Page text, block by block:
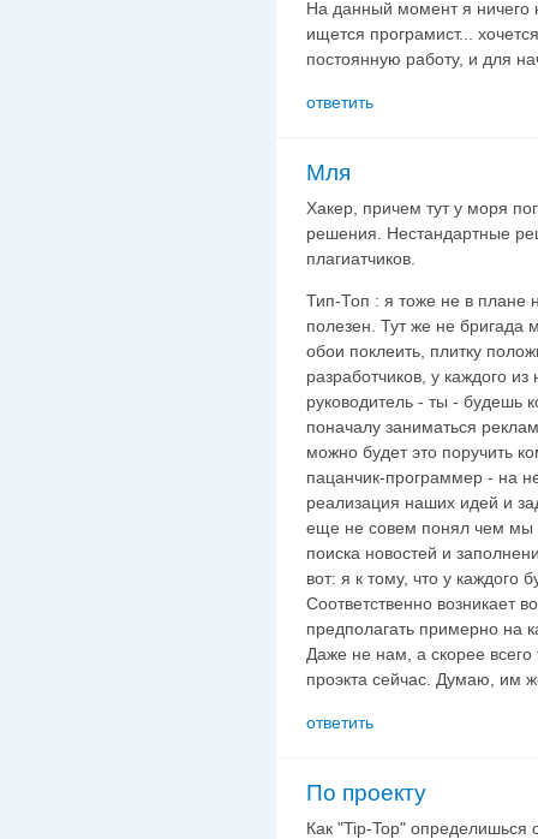
На данный момент я ничего
ищется програмист...
постоянную работу, и для
ответить
Мля
Хакер, причем тут у моря
решения. Нестандартные
плагиатчиков.
Тип-Топ : я тоже не в плане
полезен. Тут же не бригада
обои поклеить, плитку
разработчиков, у каждого
руководитель - ты - будешь
поначалу заниматься
можно будет это поручить
пацанчик-программер - на
реализация наших идей и
еще не совем понял чем мы
поиска новостей и
вот: я к тому, что у каждого
Соответственно возникает
предполагать примерно на
Даже не нам, а скорее
проэкта сейчас. Думаю, им
ответить
По проекту
Как "Tip-Top" определишься